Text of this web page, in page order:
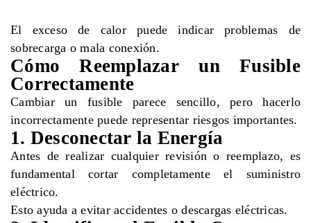
El exceso de calor puede indicar problemas de
sobrecarga o mala conexión.
Cómo Reemplazar un Fusible
Correctamente
Cambiar un fusible parece sencillo, pero hacerlo
incorrectamente puede representar riesgos importantes.
1. Desconectar la Energía
Antes de realizar cualquier revisión o reemplazo, es
fundamental cortar completamente el suministro
eléctrico.
Esto ayuda a evitar accidentes o descargas eléctricas.